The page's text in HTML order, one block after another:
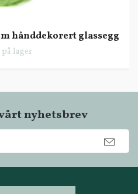
hånddekorert glassegg
lager
nyhetsbrev